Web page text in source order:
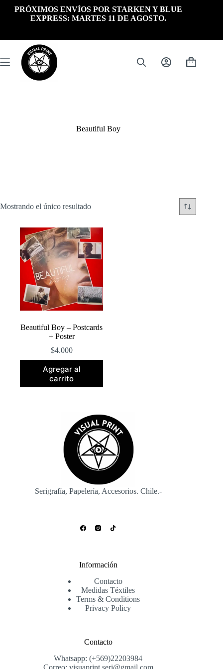
PRÓXIMOS ENVÍOS POR STARKEN Y BLUE
EXPRESS: MARTES 11 DE AGOSTO.
Carrito
Beautiful Boy
Mostrando el único resultado
Beautiful Boy – Postcards
+ Poster
$4.000
Agregar al
carrito
Serigrafía, Papelería, Accesorios. Chile.-
Información
Contacto
Medidas Téxtiles
Terms & Conditions
Privacy Policy
Contacto
Whatsapp: (+569)22203984
Correo: visuaprint.seri@gmail.com